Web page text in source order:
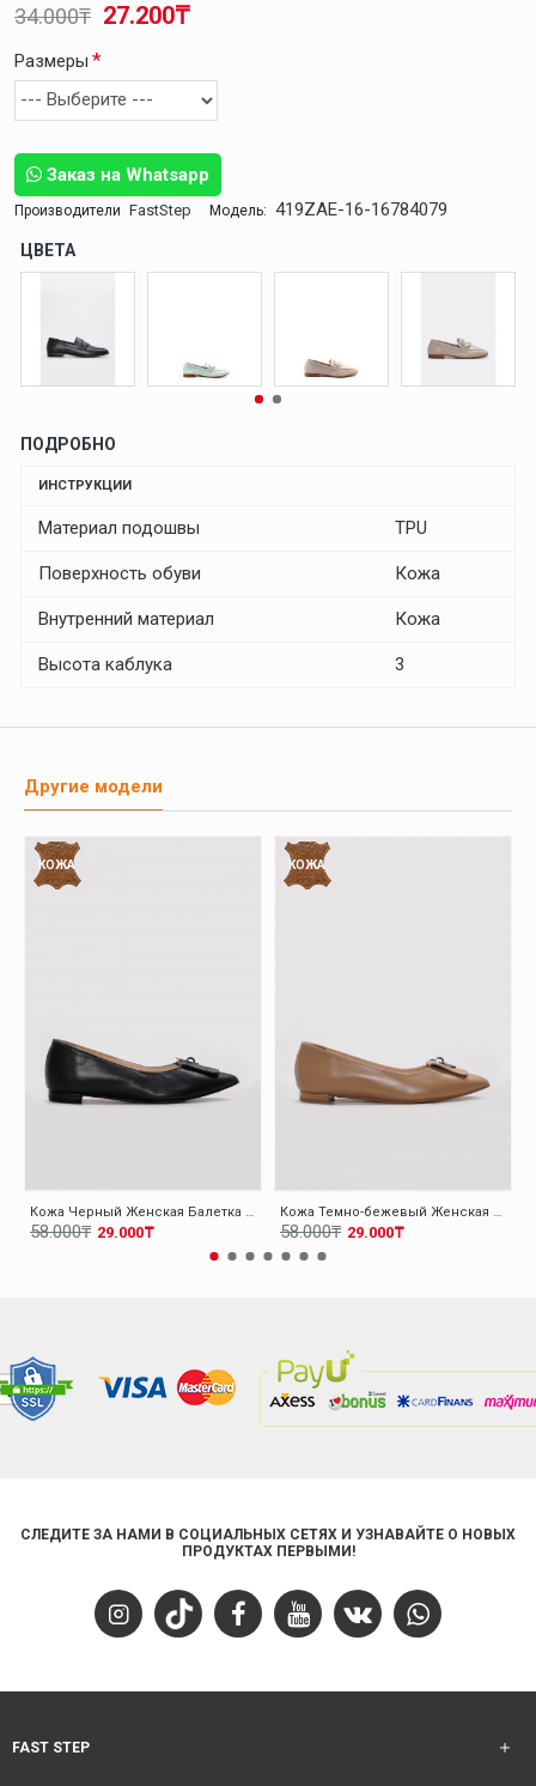
Заказ на Whatsapp
Производители FastStep Модель: 419ZAE-16-16784079
27.200₸
34.000₸
Размеры
ЦВЕТА
ПОДРОБНО
ИНСТРУКЦИИ
Материал подошвы TPU
Поверхность обуви Кожа
Внутренний материал Кожа
Высота каблука 3
Другие модели
КОЖА
Кожа Черный Женская Балетка Обувь 019ZA21-131
29.000₸
58.000₸
КОЖА
Кожа Темно-бежевый Женская Балетка Обувь 019ZA21-131
29.000₸
58.000₸
СЛЕДИТЕ ЗА НАМИ В СОЦИАЛЬНЫХ СЕТЯХ И УЗНАВАЙТЕ О НОВЫХ
ПРОДУКТАХ ПЕРВЫМИ!
FAST STEP